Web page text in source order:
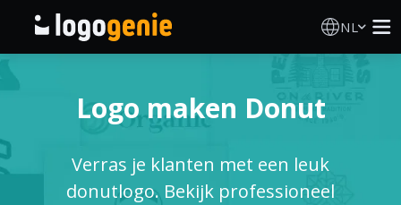
NL
AI logogenerator
Logo-ideeën
Logo maken Donut
Verras je klanten met een leuk
donutlogo. Bekijk professioneel